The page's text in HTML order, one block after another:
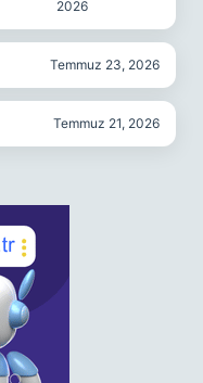
2026
Temmuz 23, 2026
Temmuz 21, 2026